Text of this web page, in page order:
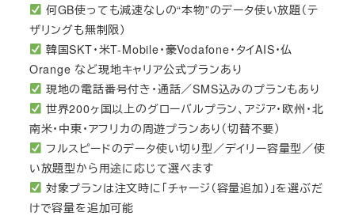
何GB使っても減速なしの“本物”のデータ使い放題（テ
ザリングも無制限）
韓国SKT・米T-Mobile・豪Vodafone・タイAIS・仏
Orange など現地キャリア公式プランあり
現地の電話番号付き・通話／SMS込みのプランもあり
世界200ヶ国以上のグローバルプラン、アジア・欧州・北
南米・中東・アフリカの周遊プランあり（切替不要）
フルスピードのデータ使い切り型／デイリー容量型／使
い放題型から用途に応じて選べます
対象プランは注文時に「チャージ（容量追加）」を選ぶだ
けで容量を追加可能